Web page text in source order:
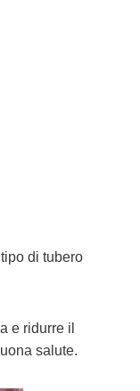
di tubero
e ridurre il
salute.